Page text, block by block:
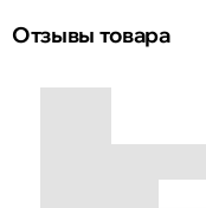
Отзывы товара